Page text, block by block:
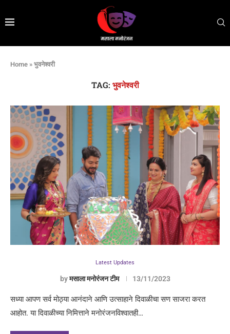
Home » भुवनेश्वरी
TAG: भुवनेश्वरी
Latest Updates
byमसाला मनोरंजन टीम 13/11/2023
सध्या आपण सर्व मोठ्या आनंदाने आणि उत्साहाने दिवाळीचा सण साजरा करत
आहोत. या दिवाळीच्या निमित्ताने मनोरंजनविश्वातही…